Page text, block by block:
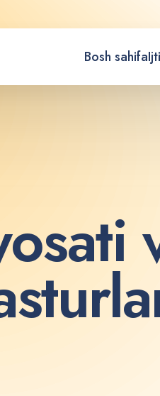
Bosh sahifa
osati
sturla